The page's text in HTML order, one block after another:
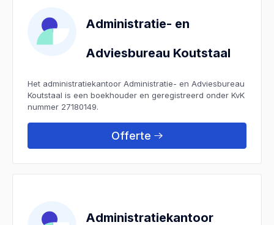
Administratie- en
Adviesbureau Koutstaal
Het administratiekantoor Administratie- en Adviesbureau
Koutstaal is een boekhouder en geregistreerd onder KvK
nummer 27180149.
Offerte
Administratiekantoor